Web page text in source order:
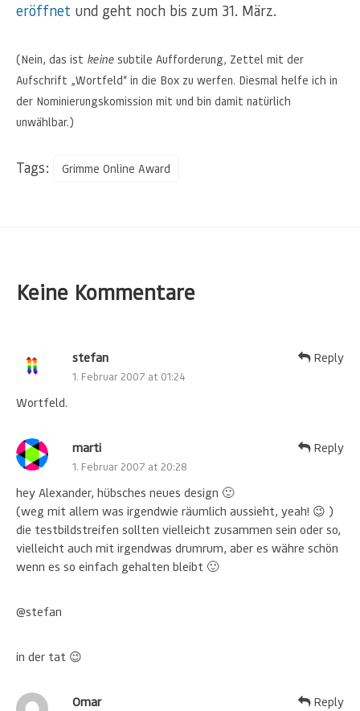
eröffnet und geht noch bis zum 31. März.
(Nein, das ist keine subtile Aufforderung, Zettel mit der
Aufschrift „Wortfeld“ in die Box zu werfen. Diesmal helfe ich in
der Nominierungskomission mit und bin damit natürlich
unwählbar.)
Tags: Grimme Online Award
Keine Kommentare
stefan
1. Februar 2007 at 01:24
Wortfeld.
Reply
marti
1. Februar 2007 at 20:28
hey Alexander, hübsches neues design 🙂
(weg mit allem was irgendwie räumlich aussieht, yeah! 😉 )
die testbildstreifen sollten vielleicht zusammen sein oder so,
vielleicht auch mit irgendwas drumrum, aber es währe schön
wenn es so einfach gehalten bleibt 🙂
@stefan
in der tat 😉
Reply
Omar Reply